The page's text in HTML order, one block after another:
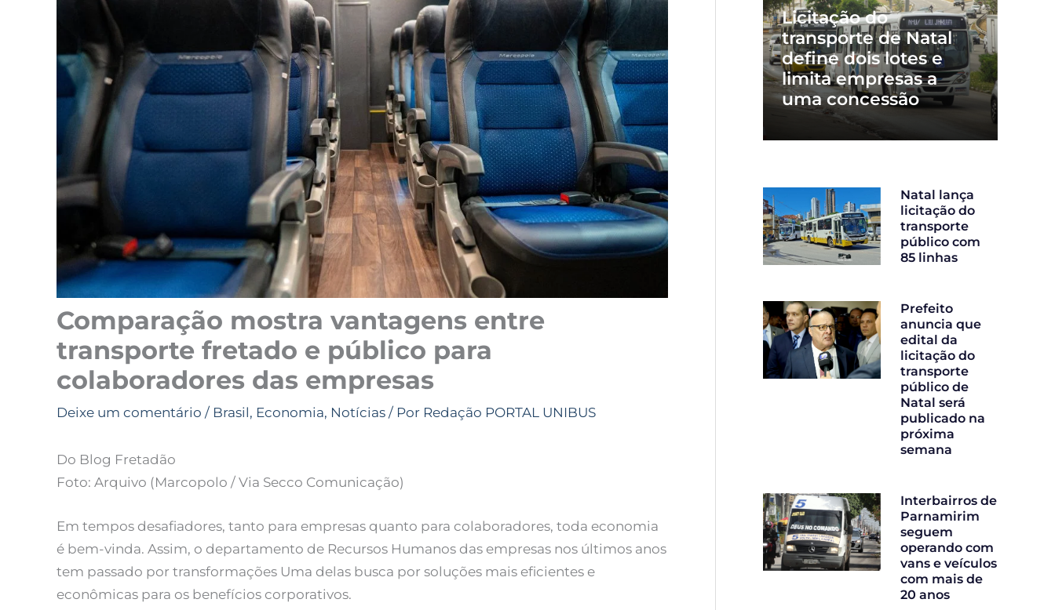
Comparação mostra vantagens entre
transporte fretado e público para
colaboradores das empresas
Deixe um comentário / Brasil, Economia, Notícias / Por Redação PORTAL UNIBUS
Do Blog Fretadão
Foto: Arquivo (Marcopolo / Via Secco Comunicação)
Em tempos desafiadores, tanto para empresas quanto para colaboradores, toda economia
é bem-vinda. Assim, o departamento de Recursos Humanos das empresas nos últimos anos
tem passado por transformações Uma delas busca por soluções mais eficientes e
econômicas para os benefícios corporativos.
Licitação do
transporte de Natal
define dois lotes e
limita empresas a
uma concessão
Natal lança
licitação do
transporte
público com
85 linhas
Prefeito
anuncia que
edital da
licitação do
transporte
público de
Natal será
publicado na
próxima
semana
Interbairros de
Parnamirim
seguem
operando com
vans e veículos
com mais de
20 anos